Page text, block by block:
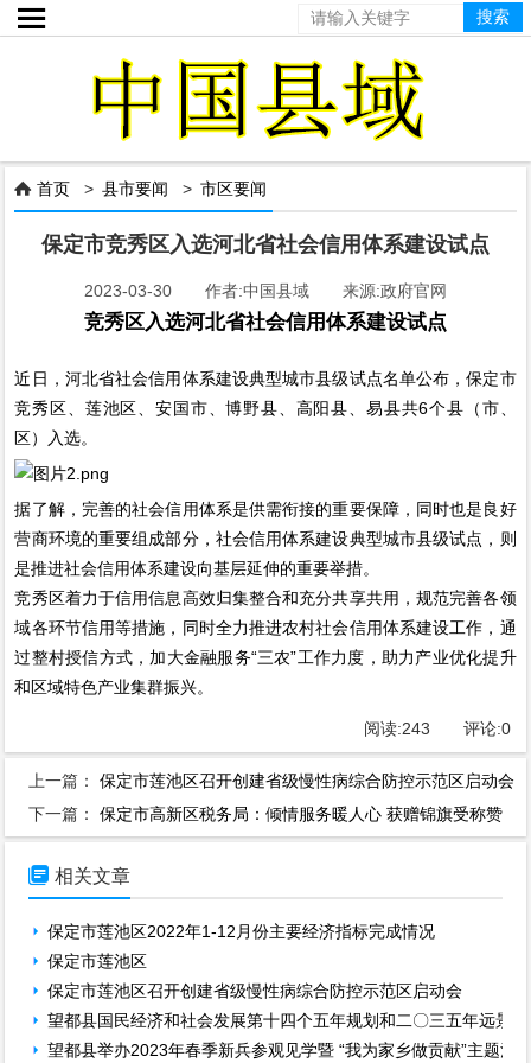

 首页 >县市要闻 >市区要闻
保定市竞秀区入选河北省社会信用体系建设试点
2023-03-30 作者:中国县域 来源:政府官网
竞秀区入选河北省社会信用体系建设试点
近日，河北省社会信用体系建设典型城市县级试点名单公布，保定市
竞秀区、莲池区、安国市、博野县、高阳县、易县共6个县（市、
区）入选。
据了解，完善的社会信用体系是供需衔接的重要保障，同时也是良好
营商环境的重要组成部分，社会信用体系建设典型城市县级试点，则
是推进社会信用体系建设向基层延伸的重要举措。
竞秀区着力于信用信息高效归集整合和充分共享共用，规范完善各领
域各环节信用等措施，同时全力推进农村社会信用体系建设工作，通
过整村授信方式，加大金融服务“三农”工作力度，助力产业优化提升
和区域特色产业集群振兴。
阅读:243 评论:0
上一篇：保定市莲池区召开创建省级慢性病综合防控示范区启动会
下一篇：保定市高新区税务局：倾情服务暖人心 获赠锦旗受称赞
 相关文章
保定市莲池区2022年1-12月份主要经济指标完成情况
保定市莲池区
保定市莲池区召开创建省级慢性病综合防控示范区启动会
望都县国民经济和社会发展第十四个五年规划和二〇三五年远景
望都县举办2023年春季新兵参观见学暨 “我为家乡做贡献”主题活